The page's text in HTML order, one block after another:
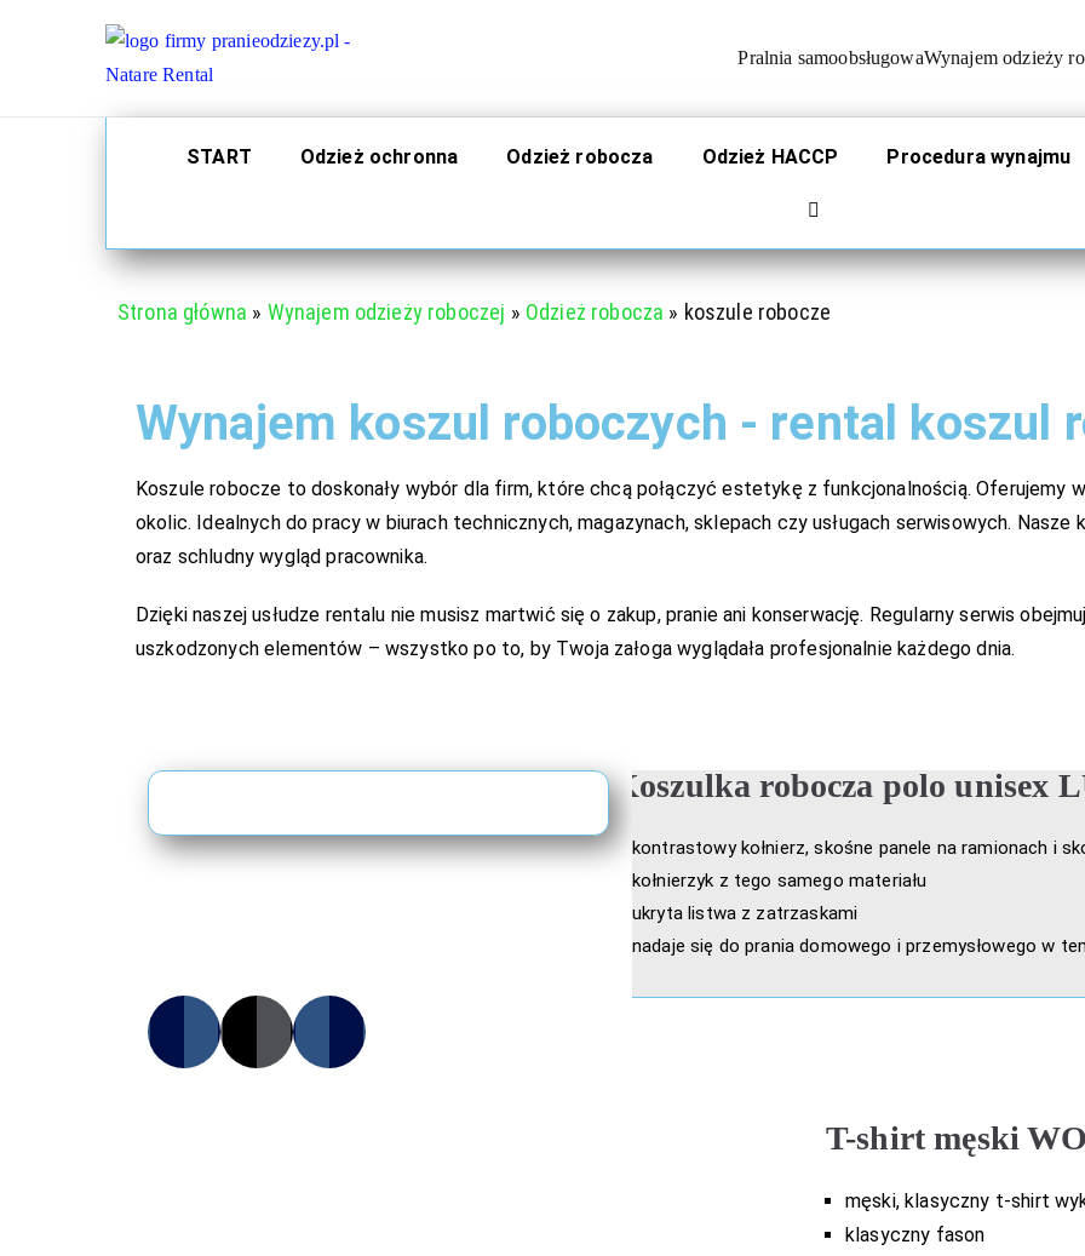
Świadczymy usługi prania odzieży oraz wynajmu odzieży roboczej.
Pralnia samoobsługowaWynajem odzieży
START Odzież ochronna Odzież robocza Odzież HACCP Procedura wynajmu
Strona główna » Wynajem odzieży roboczej » Odzież robocza » koszule robocze
Wynajem koszul roboczych - rental koszul
Koszule robocze to doskonały wybór dla firm, które chcą połączyć estetykę z funkcjonalnością. Oferujemy
okolic. Idealnych do pracy w biurach technicznych, magazynach, sklepach czy usługach serwisowych.
oraz schludny wygląd pracownika.
Dzięki naszej usłudze rentalu nie musisz martwić się o zakup, pranie ani konserwację. Regularny serwis
uszkodzonych elementów – wszystko po to, by Twoja załoga wyglądała profesjonalnie każdego dnia.
Koszulka robocza polo unisex
kontrastowy kołnierz, skośne panele na ramionach i
kołnierzyk z tego samego materiału
ukryta listwa z zatrzaskami
nadaje się do prania domowego i przemysłowego w
T-shirt męski
męski, klasyczny t-shirt
klasyczny fason